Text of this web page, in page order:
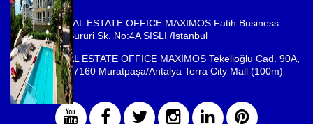
ISTANBUL REAL ESTATE OFFICE MAXIMOS Fatih Business
Park, Cemal Sururi Sk. No:4A SISLI /Istanbul
ANTALYA REAL ESTATE OFFICE MAXIMOS Tekelioğlu Cad. 90A,
Fener Mah., 07160 Muratpaşa/Antalya Terra City Mall (100m)